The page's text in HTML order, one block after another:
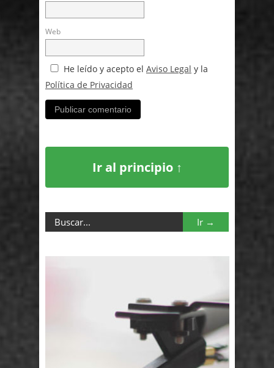
Web
He leído y acepto el Aviso Legal y la
Política de Privacidad
Ir al principio ↑